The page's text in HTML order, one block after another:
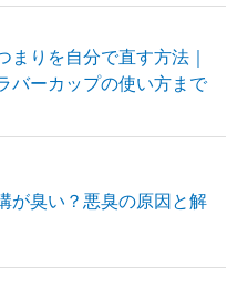
まりを自分で直す方法｜
バーカップの使い方まで
が臭い？悪臭の原因と解